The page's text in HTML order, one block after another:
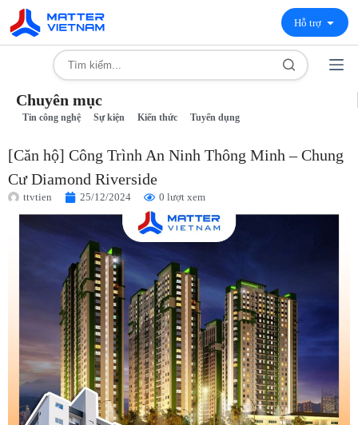
Hỗ trợ
Chuyên mục
Tin công nghệ Sự kiện Kiến thức Tuyển dụng
[Căn hộ] Công Trình An Ninh Thông Minh – Chung
Cư Diamond Riverside
ttvtien 25/12/2024 0 lượt xem